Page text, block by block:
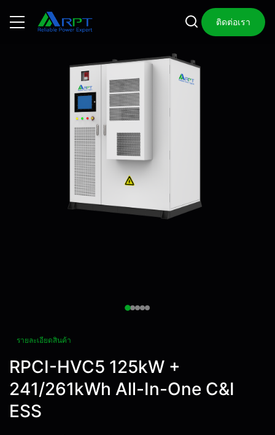
ติดต่อเรา
รายละเอียดสินค้า
RPCI-HVC5 125kW +
241/261kWh All-In-One C&I
ESS